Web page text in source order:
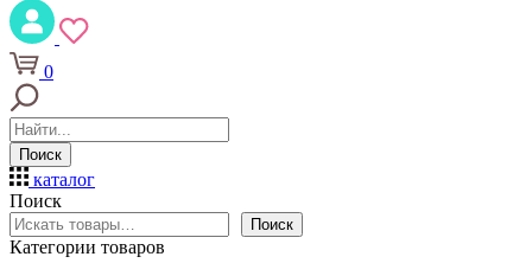
0
Поиск
каталог
Поиск
Поиск
Категории товаров